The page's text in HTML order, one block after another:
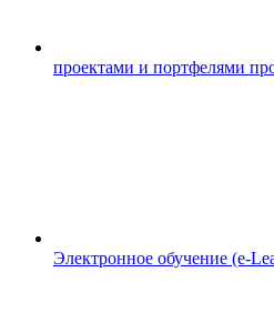
проектами и портфелями
Электронное обучение (e-